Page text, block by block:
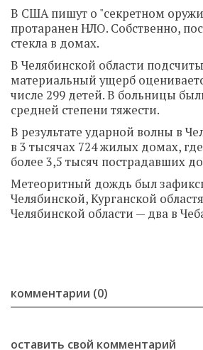
В США пишут о "секретном
протаранен НЛО. Собственно,
стекла в домах.
В Челябинской области
материальный ущерб
числе 299 детей. В больницы
средней степени тяжести.
В результате ударной волны в
в 3 тысячах 724 жилых домах,
более 3,5 тысяч пострадавших
Метеоритный дождь был
Челябинской, Курганской
Челябинской области — два в
комментарии (0)
оставить свой комментарий